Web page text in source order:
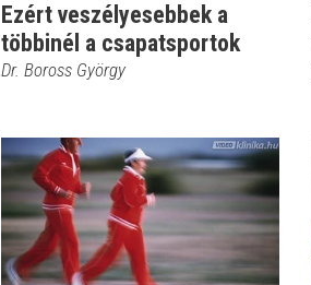
Ezért veszélyesebbek a
többinél a csapatsportok
Dr. Boross György